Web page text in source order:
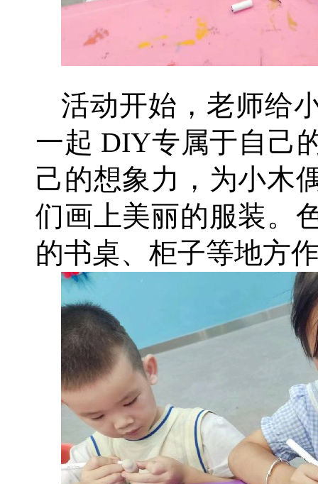
活动开始，老师给
一起 DIY专属于自己
己的想象力，为小木
们画上美丽的服装。
的书桌、柜子等地方